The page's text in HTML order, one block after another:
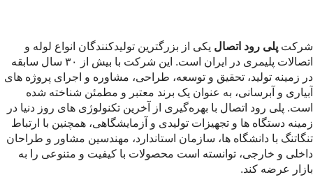
شرکت پلی رود اتصال یکی از بزرگترین تولیدکنندگان انواع لوله و
اتصالات پلیمری در ایران است. این شرکت با بیش از ۳۰ سال سابقه
در زمینه تولید، تحقیق و توسعه، طراحی، مشاوره و اجرای پروژه های
آبیاری و آبرسانی، به عنوان یک برند معتبر و مطمئن شناخته شده
است. پلی رود اتصال با بهره‌گیری از آخرین تکنولوژی های روز دنیا در
زمینه دستگاه ها و تجهیزات تولیدی و آزمایشگاهی، همچنین با ارتباط
تنگاتنگ با دانشگاه ها، سازمان استاندارد، مهندسین مشاور و طراحان
داخلی و خارجی، توانسته است محصولات با کیفیت و متنوعی را به
بازار عرضه کند.